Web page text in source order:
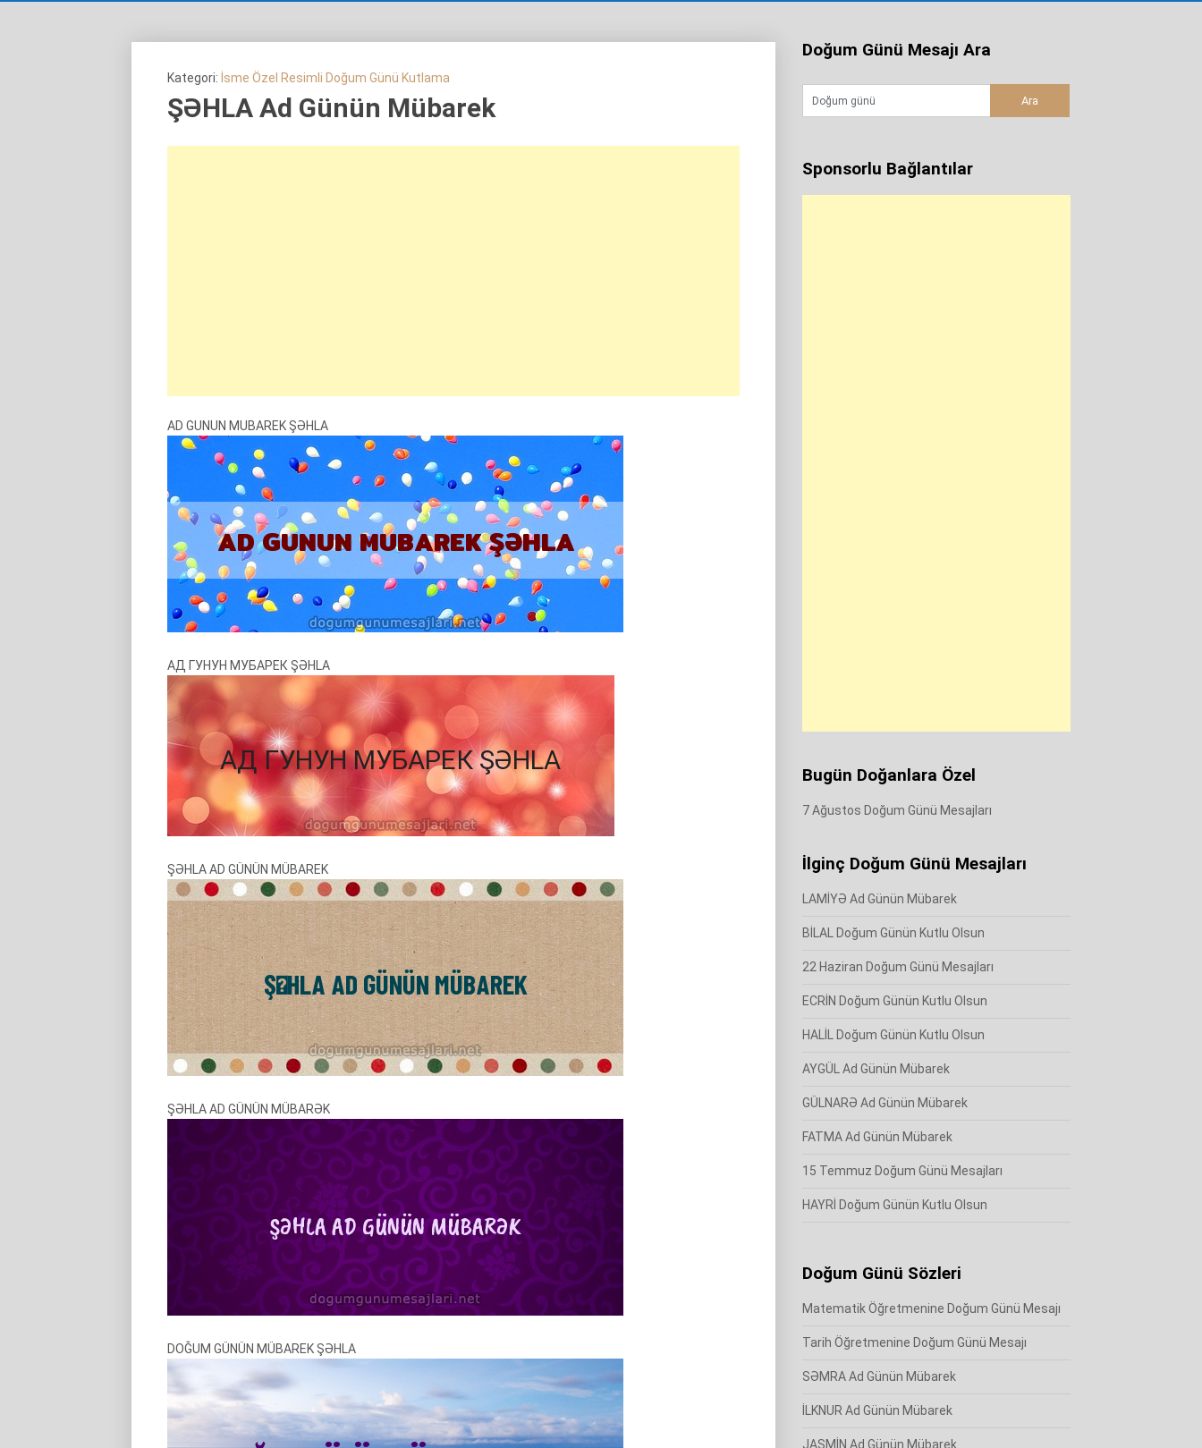
Kategori: İsme Özel Resimli Doğum Günü Kutlama
ŞƏHLA Ad Günün Mübarek
AD GUNUN MUBAREK ŞƏHLA
АД ГУНУН МУБАРЕК ŞƏHLA
ŞƏHLA AD GÜNÜN MÜBAREK
ŞƏHLA AD GÜNÜN MÜBARƏK
DOĞUM GÜNÜN MÜBAREK ŞƏHLA
Doğum Günü Mesajı Ara
Sponsorlu Bağlantılar
Bugün Doğanlara Özel
7 Ağustos Doğum Günü Mesajları
İlginç Doğum Günü Mesajları
LAMİYƏ Ad Günün Mübarek
BİLAL Doğum Günün Kutlu Olsun
22 Haziran Doğum Günü Mesajları
ECRİN Doğum Günün Kutlu Olsun
HALİL Doğum Günün Kutlu Olsun
AYGÜL Ad Günün Mübarek
GÜLNARƏ Ad Günün Mübarek
FATMA Ad Günün Mübarek
15 Temmuz Doğum Günü Mesajları
HAYRİ Doğum Günün Kutlu Olsun
Doğum Günü Sözleri
Matematik Öğretmenine Doğum Günü Mesajı
Tarih Öğretmenine Doğum Günü Mesajı
SƏMRA Ad Günün Mübarek
İLKNUR Ad Günün Mübarek
JASMİN Ad Günün Mübarek